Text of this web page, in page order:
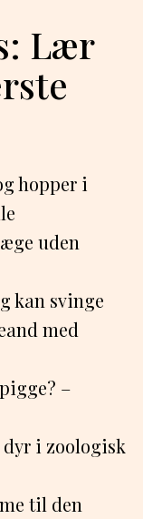
Lær
hopper i
uden
kan svinge
med
–
dyr i zoologisk
til den